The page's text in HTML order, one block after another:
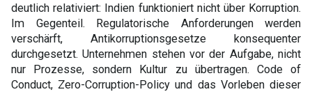
deutlich relativiert: Indien funktioniert nicht über Korruption.
Im Gegenteil. Regulatorische Anforderungen werden
verschärft, Antikorruptionsgesetze konsequenter
durchgesetzt. Unternehmen stehen vor der Aufgabe, nicht
nur Prozesse, sondern Kultur zu übertragen. Code of
Conduct, Zero-Corruption-Policy und das Vorleben dieser